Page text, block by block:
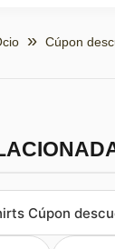
Cúpon
Cúpon